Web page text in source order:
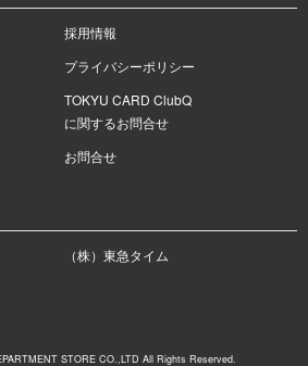
採用情報
プライバシーポリシー
TOKYU CARD ClubQ
に関するお問合せ
お問合せ
（株）東急タイム
STORE CO.,LTD All Rights Reserved.